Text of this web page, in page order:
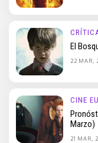
El
22 MAR,
CINE
Marzo)
21 MAR,